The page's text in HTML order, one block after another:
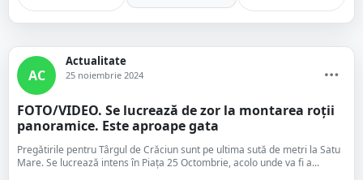
AC
Actualitate
25 noiembrie 2024
FOTO/VIDEO. Se lucrează de zor la montarea roții
panoramice. Este aproape gata
Pregătirile pentru Târgul de Crăciun sunt pe ultima sută de metri la Satu
Mare. Se lucrează intens în Piața 25 Octombrie, acolo unde va fi a...